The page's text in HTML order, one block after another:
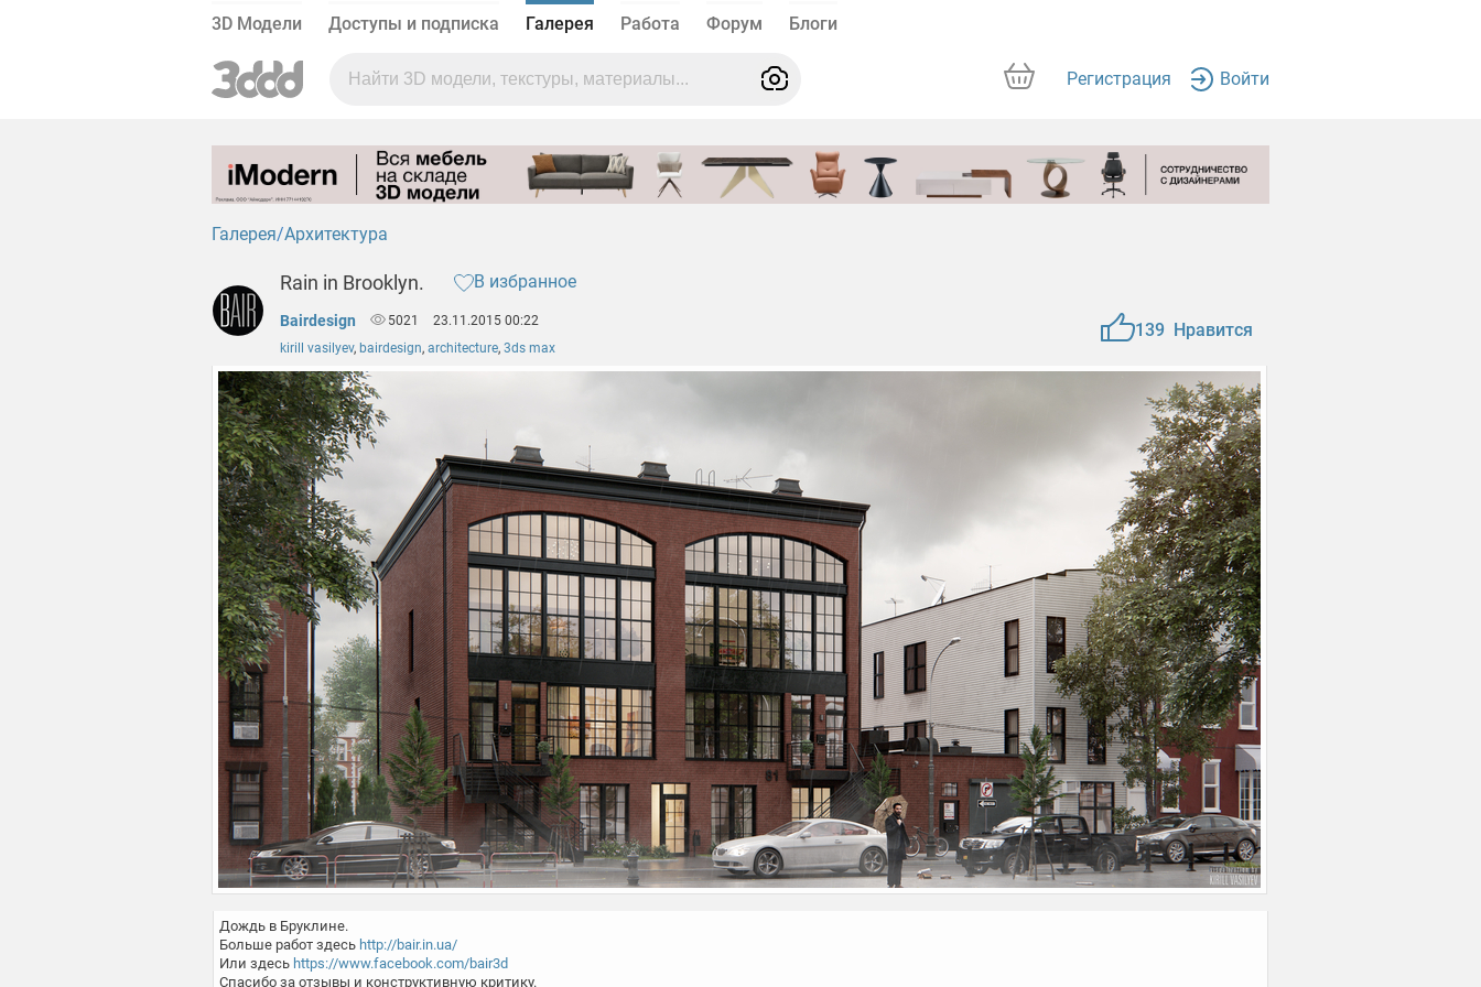
3D Модели Доступы и подписка Галерея Работа Форум Блоги
Регистрация Войти
Галерея Архитектура
Rain in Brooklyn. В избранное
Bairdesign 5021
23.11.2015 00:22
kirill vasilyev, bairdesign, architecture, 3ds max
139 Нравится
Дождь в Бруклине.
Больше работ здесь http://bair.in.ua/
Или здесь https://www.facebook.com/bair3d
Спасибо за отзывы и конструктивную критику.